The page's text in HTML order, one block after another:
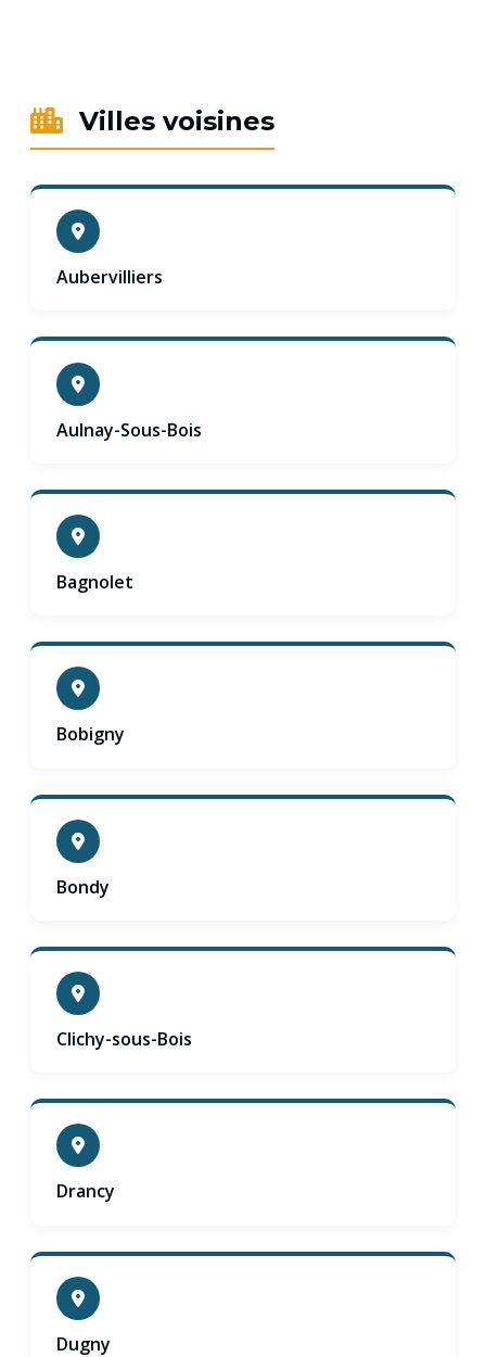
Villes voisines
Aubervilliers
Aulnay-Sous-Bois
Bagnolet
Bobigny
Bondy
Clichy-sous-Bois
Drancy
Dugny